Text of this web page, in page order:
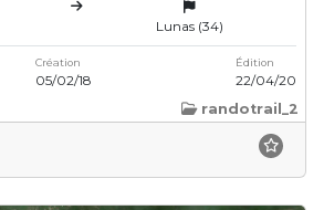
Lunas (34)
Création
05/02/18
Édition
22/04/20
randotrail_2